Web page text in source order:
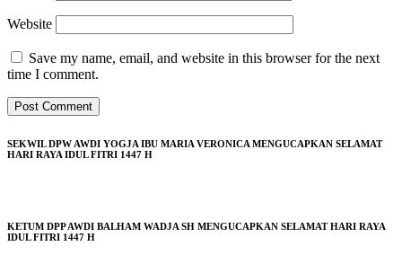
Website
Save my name, email, and website in this browser for the next
time I comment.
SEKWIL DPW AWDI YOGJA IBU MARIA VERONICA MENGUCAPKAN SELAMAT
HARI RAYA IDUL FITRI 1447 H
KETUM DPP AWDI BALHAM WADJA SH MENGUCAPKAN SELAMAT HARI RAYA
IDUL FITRI 1447 H